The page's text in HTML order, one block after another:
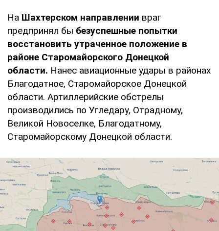
На Шахтерском направлении враг
предпринял бы безуспешные попытки
восстановить утраченное положение в
районе Старомайорского Донецкой
области. Нанес авиационные удары в районах
Благодатное, Старомайорское Донецкой
области. Артиллерийские обстрелы
производились по Угледару, Отрадному,
Великой Новоселке, Благодатному,
Старомайорскому Донецкой области.